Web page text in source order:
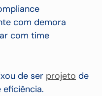
com demora
com time
de ser projeto de